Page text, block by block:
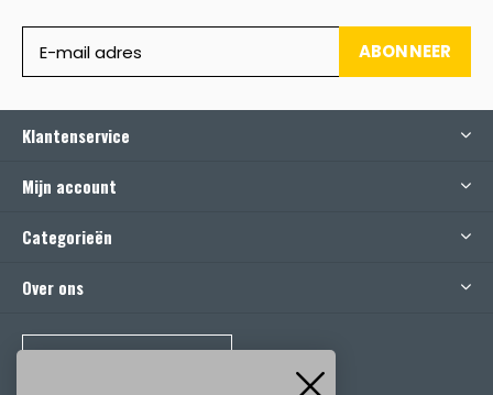
ABONNEER
Klantenservice
Mijn account
Categorieën
Over ons